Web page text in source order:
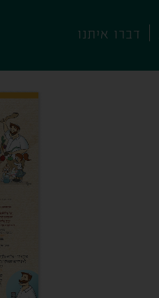
דברו איתנו